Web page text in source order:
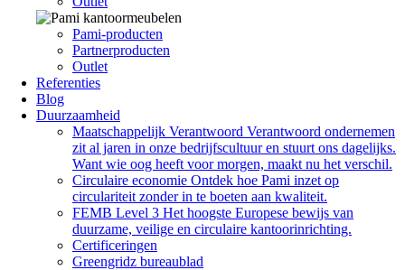
Pami-producten
Partnerproducten
Outlet
Referenties
Blog
Duurzaamheid
Maatschappelijk Verantwoord Verantwoord ondernemen
zit al jaren in onze bedrijfscultuur en stuurt ons dagelijks.
Want wie oog heeft voor morgen, maakt nu het verschil.
Circulaire economie Ontdek hoe Pami inzet op
circulariteit zonder in te boeten aan kwaliteit.
FEMB Level 3 Het hoogste Europese bewijs van
duurzame, veilige en circulaire kantoorinrichting.
Certificeringen
Greengridz bureaublad